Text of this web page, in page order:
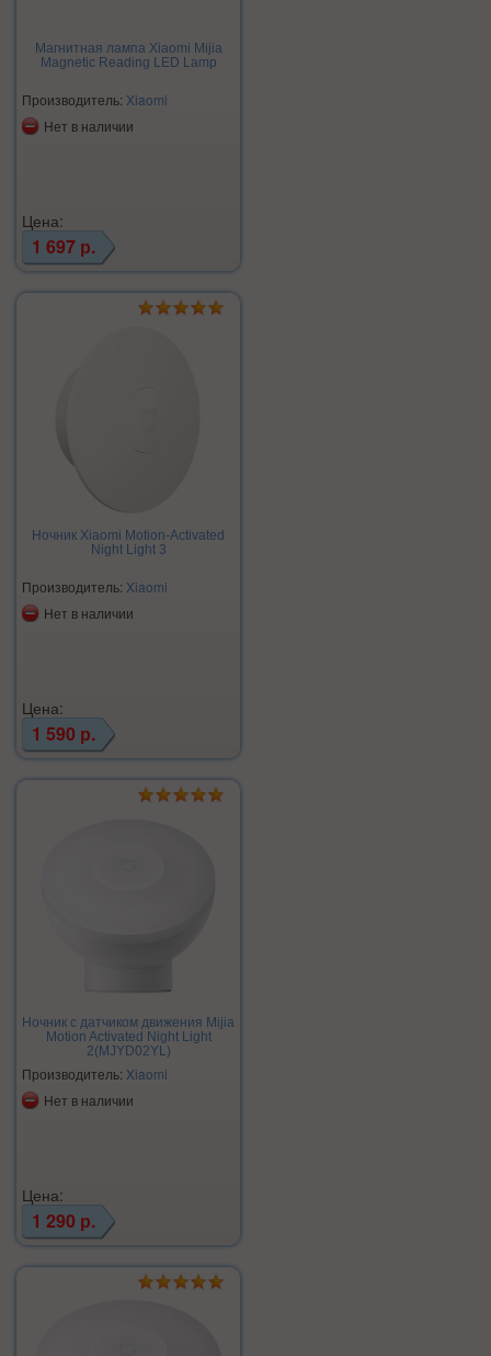
Магнитная лампа Xiaomi Mijia
Magnetic Reading LED Lamp
Производитель: Xiaomi
Нет в наличии
Цена:
1 697 р.
Ночник Xiaomi Motion-Activated
Night Light 3
Производитель: Xiaomi
Нет в наличии
Цена:
1 590 р.
Ночник c датчиком движения Mijia
Motion Activated Night Light
2(MJYD02YL)
Производитель: Xiaomi
Нет в наличии
Цена:
1 290 р.